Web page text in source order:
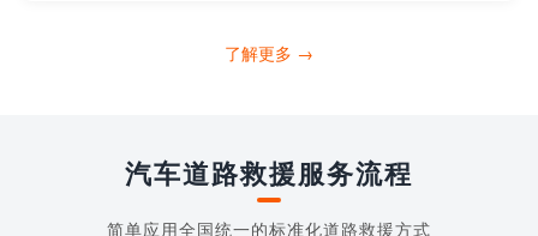
了解更多 →
汽车道路救援服务流程
简单应用全国统一的标准化道路救援方式